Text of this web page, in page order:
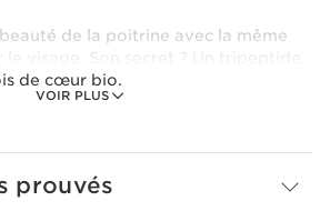
VOIR PLUS
de la poitrine avec la même
le visage. Son secret ? Un tripeptide
de cœur bio.
l’élasticité et le collagène pour
un maillage invisible à la
prouvés